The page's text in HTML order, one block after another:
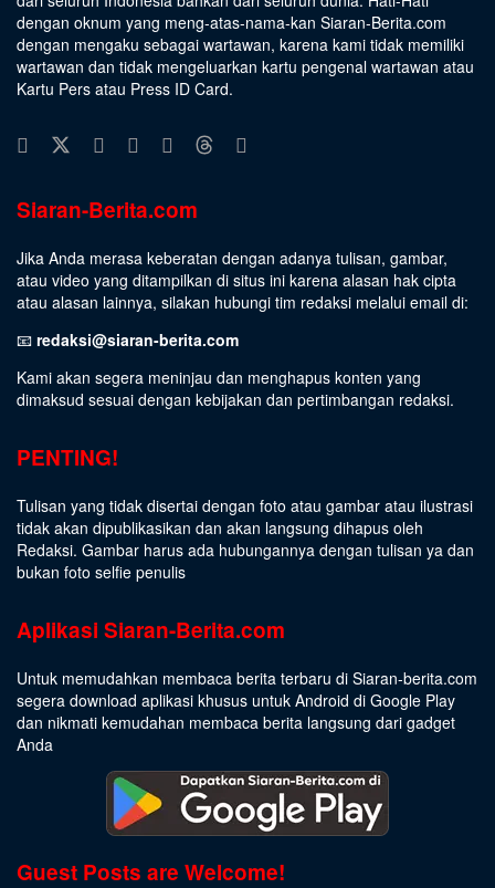
dengan oknum yang meng-atas-nama-kan Siaran-Berita.com
dengan mengaku sebagai wartawan, karena kami tidak memiliki
wartawan dan tidak mengeluarkan kartu pengenal wartawan atau
Kartu Pers atau Press ID Card.
Siaran-Berita.com
Jika Anda merasa keberatan dengan adanya tulisan, gambar,
atau video yang ditampilkan di situs ini karena alasan hak cipta
atau alasan lainnya, silakan hubungi tim redaksi melalui email di:
📧 redaksi@siaran-berita.com
Kami akan segera meninjau dan menghapus konten yang
dimaksud sesuai dengan kebijakan dan pertimbangan redaksi.
PENTING!
Tulisan yang tidak disertai dengan foto atau gambar atau ilustrasi
tidak akan dipublikasikan dan akan langsung dihapus oleh
Redaksi. Gambar harus ada hubungannya dengan tulisan ya dan
bukan foto selfie penulis
Aplikasi Siaran-Berita.com
Untuk memudahkan membaca berita terbaru di Siaran-berita.com
segera download aplikasi khusus untuk Android di Google Play
dan nikmati kemudahan membaca berita langsung dari gadget
Anda
Guest Posts are Welcome!